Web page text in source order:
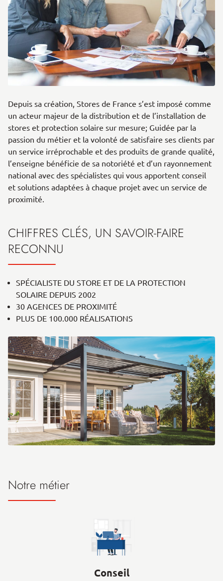
Depuis sa création, Stores de France s’est imposé comme
un acteur majeur de la distribution et de l’installation de
stores et protection solaire sur mesure; Guidée par la
passion du métier et la volonté de satisfaire ses clients par
un service irréprochable et des produits de grande qualité,
l’enseigne bénéficie de sa notoriété et d’un rayonnement
national avec des spécialistes qui vous apportent conseil
et solutions adaptées à chaque projet avec un service de
proximité.
CHIFFRES CLÉS, UN SAVOIR-FAIRE
RECONNU
SPÉCIALISTE DU STORE ET DE LA PROTECTION
SOLAIRE DEPUIS 2002
30 AGENCES DE PROXIMITÉ
PLUS DE 100.000 RÉALISATIONS
Notre métier
Conseil